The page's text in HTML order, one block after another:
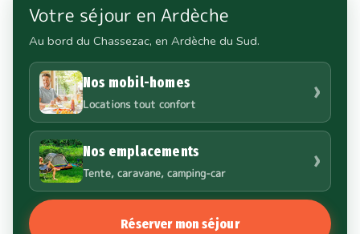
Votre séjour en Ardèche
Au bord du Chassezac, en Ardèche du Sud.
Nos mobil-homes
Locations tout confort ›
Nos emplacements
Tente, caravane, camping-car ›
Réserver mon séjour